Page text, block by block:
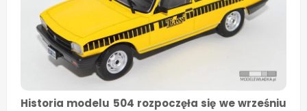
Historia modelu 504 rozpoczęła się we wrześniu